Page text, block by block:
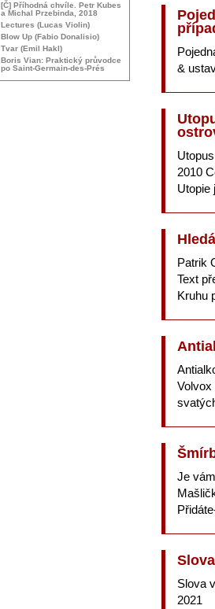
&
2010
Utopie
Patrik
Text
Kruhu
Volvox
Je
Slova
2021
[Č] Příhodná chvíle. Petr Kubes
a Michal Przebinda, 2018
Lectures (Lucas Violin)
Blow Up (Fabio Donalisio)
Tvar (Emil Hakl)
Boris Vian: Praktický průvodce
po Saint-Germain-des-Prés